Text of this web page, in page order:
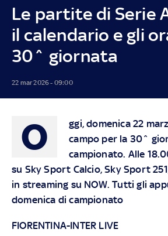
Le partite di Serie
il calendario e gli
30^ giornata
22 mar 2026 - 09:00
O
ggi, domenica 22
campo per la 30^
campionato. Alle
su Sky Sport Calcio, Sky Sport
in streaming su NOW. Tutti gli
domenica di campionato
FIORENTINA-INTER LIVE